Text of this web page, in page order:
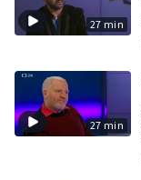
27 min
27 min